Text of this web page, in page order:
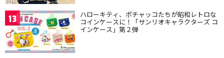
13 ハローキティ、ポチャッコたちが昭和レトロな
コインケースに！「サンリオキャラクターズ コ
インケース」第２弾